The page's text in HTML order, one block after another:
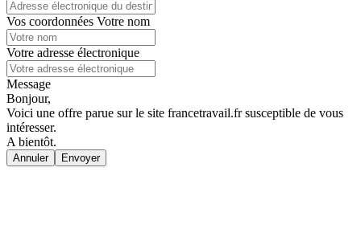
Vos coordonnées Votre nom
Votre adresse électronique
Message
Bonjour,
Voici une offre parue sur le site francetravail.fr susceptible de vous
intéresser.
A bientôt.
Annuler